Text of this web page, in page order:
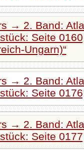
→ 2. Band:
Seite
Ungarn)
→ 2. Band:
Seite
→ 2. Band:
Seite